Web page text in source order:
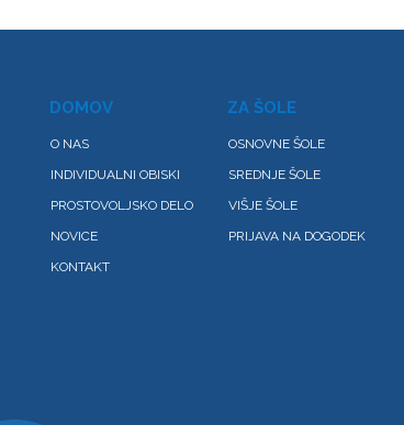
DOMOV
O NAS
INDIVIDUALNI OBISKI
PROSTOVOLJSKO DELO
NOVICE
KONTAKT
ZA ŠOLE
OSNOVNE ŠOLE
SREDNJE ŠOLE
VIŠJE ŠOLE
PRIJAVA NA DOGODEK